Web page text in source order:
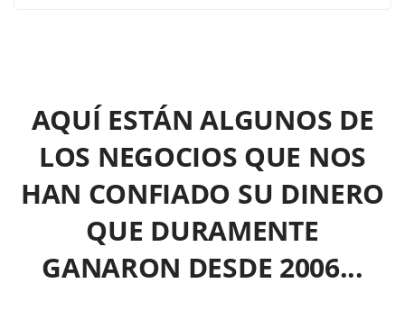
AQUÍ ESTÁN ALGUNOS DE
LOS NEGOCIOS QUE NOS
HAN CONFIADO SU DINERO
QUE DURAMENTE
GANARON DESDE 2006...